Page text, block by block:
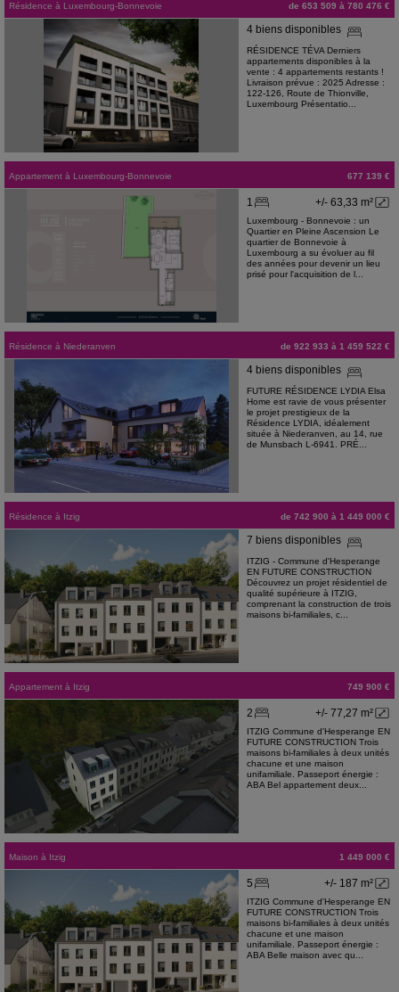
Résidence à Luxembourg-Bonnevoie de 653 509 à 780 476 €
4 biens disponibles
RÉSIDENCE TÉVA Derniers
appartements disponibles à la
vente : 4 appartements restants !
Livraison prévue : 2025 Adresse :
122-126, Route de Thionville,
Luxembourg Présentatio...
Appartement à Luxembourg-Bonnevoie 677 139 €
+/- 63,33 m²
1
Luxembourg - Bonnevoie : un
Quartier en Pleine Ascension Le
quartier de Bonnevoie à
Luxembourg a su évoluer au fil
des années pour devenir un lieu
prisé pour l'acquisition de l...
Résidence à Niederanven de 922 933 à 1 459 522 €
4 biens disponibles
FUTURE RÉSIDENCE LYDIA Elsa
Home est ravie de vous présenter
le projet prestigieux de la
Résidence LYDIA, idéalement
située à Niederanven, au 14, rue
de Munsbach L-6941. PRÉ...
Résidence à Itzig de 742 900 à 1 449 000 €
7 biens disponibles
ITZIG - Commune d'Hesperange
EN FUTURE CONSTRUCTION
Découvrez un projet résidentiel de
qualité supérieure à ITZIG,
comprenant la construction de trois
maisons bi-familiales, c...
Appartement à Itzig 749 900 €
+/- 77,27 m²
2
ITZIG Commune d'Hesperange EN
FUTURE CONSTRUCTION Trois
maisons bi-familiales à deux unités
chacune et une maison
unifamiliale. Passeport énergie :
ABA Bel appartement deux...
Maison à Itzig 1 449 000 €
+/- 187 m²
5
ITZIG Commune d'Hesperange EN
FUTURE CONSTRUCTION Trois
maisons bi-familiales à deux unités
chacune et une maison
unifamiliale. Passeport énergie :
ABA Belle maison avec qu...